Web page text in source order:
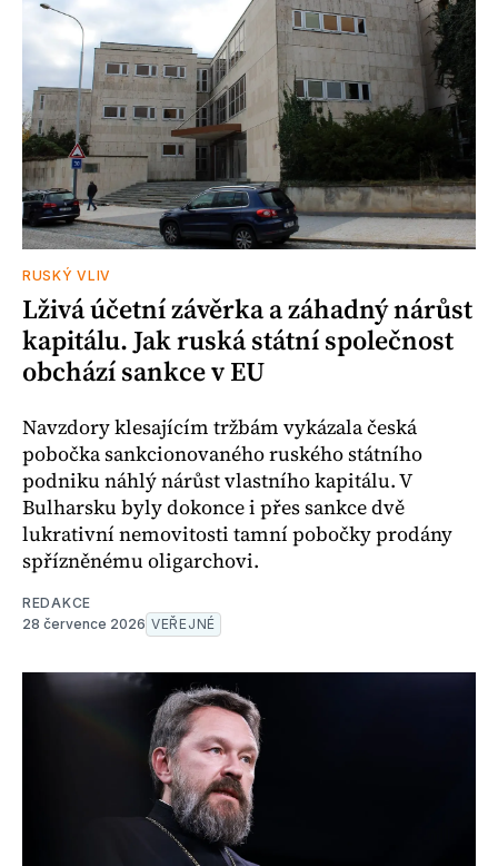
RUSKÝ VLIV
Lživá účetní závěrka a záhadný nárůst
kapitálu. Jak ruská státní společnost
obchází sankce v EU
Navzdory klesajícím tržbám vykázala česká
pobočka sankcionovaného ruského státního
podniku náhlý nárůst vlastního kapitálu. V
Bulharsku byly dokonce i přes sankce dvě
lukrativní nemovitosti tamní pobočky prodány
spřízněnému oligarchovi.
REDAKCE
28 července 2026 VEŘEJNÉ